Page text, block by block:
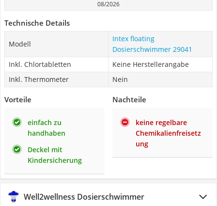
08/2026
Technische Details
Modell
Intex floating
Dosierschwimmer 29041
Inkl. Chlortabletten
Keine Herstellerangabe
Inkl. Thermometer
Nein
Vorteile
einfach zu
handhaben
Deckel mit
Kindersicherung
Nachteile
keine regelbare
Chemikalienfreisetz
ung
Well2wellness Dosierschwimmer